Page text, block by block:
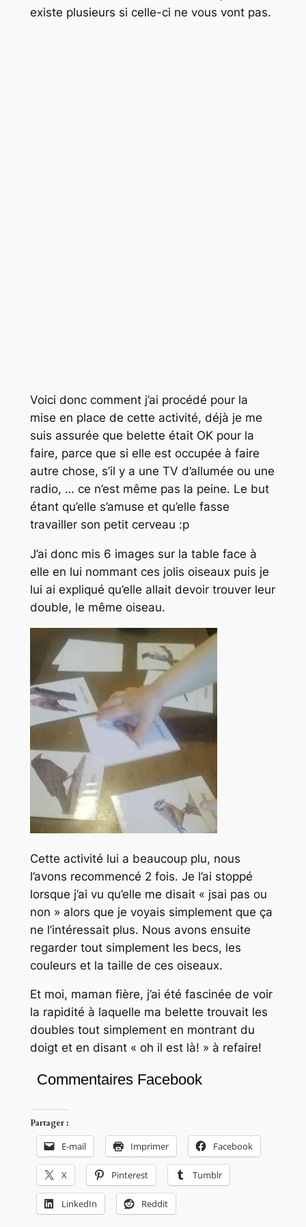
existe plusieurs si celle-ci ne vous vont pas.
Voici donc comment j’ai procédé pour la
mise en place de cette activité, déjà je me
suis assurée que belette était OK pour la
faire, parce que si elle est occupée à faire
autre chose, s’il y a une TV d’allumée ou une
radio, … ce n’est même pas la peine. Le but
étant qu’elle s’amuse et qu’elle fasse
travailler son petit cerveau :p
J’ai donc mis 6 images sur la table face à
elle en lui nommant ces jolis oiseaux puis je
lui ai expliqué qu’elle allait devoir trouver leur
double, le même oiseau.
Cette activité lui a beaucoup plu, nous
l’avons recommencé 2 fois. Je l’ai stoppé
lorsque j’ai vu qu’elle me disait « jsai pas ou
non » alors que je voyais simplement que ça
ne l’intéressait plus. Nous avons ensuite
regarder tout simplement les becs, les
couleurs et la taille de ces oiseaux.
Et moi, maman fière, j’ai été fascinée de voir
la rapidité à laquelle ma belette trouvait les
doubles tout simplement en montrant du
doigt et en disant « oh il est là! » à refaire!
Commentaires Facebook
Partager :
E-mail Imprimer Facebook
X Pinterest Tumblr
LinkedIn Reddit